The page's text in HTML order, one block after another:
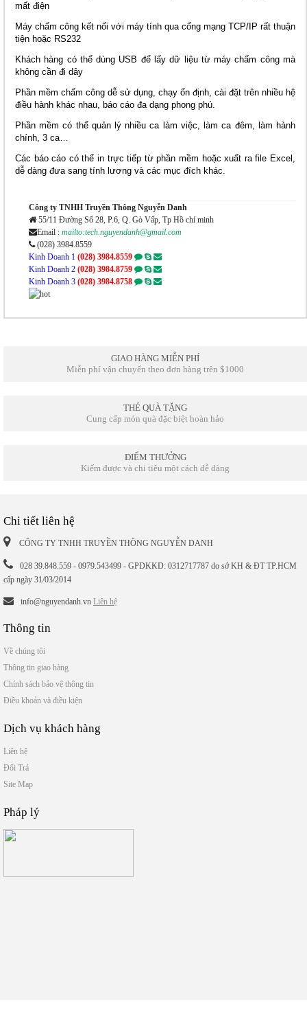
mất điện
Máy chấm công kết nối với máy tính qua cổng mạng TCP/IP rất thuận
tiện hoặc RS232
Khách hàng có thể dùng USB để lấy dữ liệu từ máy chấm công mà
không cần đi dây
Phần mềm chấm công dễ sử dụng, chạy ổn định, cài đặt trên nhiều hệ
điều hành khác nhau, báo cáo đa dạng phong phú.
Phần mềm có thể quản lý nhiều ca làm việc, làm ca đêm, làm hành
chính, 3 ca…
Các báo cáo có thể in trực tiếp từ phần mềm hoặc xuất ra file Excel,
dễ dàng đưa sang tính lương và các mục đích khác.
Công ty TNHH Truyền Thông Nguyễn Danh
55/11 Đường Số 28, P.6, Q. Gò Vấp, Tp Hồ chí minh
Email : mailto:tech.nguyendanh@gmail.com
(028) 3984.8559
Kinh Doanh 1 (028) 3984.8559
Kinh Doanh 2 (028) 3984.8759
Kinh Doanh 3 (028) 3984.8758
GIAO HÀNG MIỄN PHÍ
Miễn phí vận chuyển theo đơn hàng trên $1000
THẺ QUÀ TẶNG
Cung cấp món quà đặc biệt hoàn hảo
ĐIỂM THƯỞNG
Kiếm được và chi tiêu một cách dễ dàng
Chi tiết liên hệ
CÔNG TY TNHH TRUYỀN THÔNG NGUYỄN DANH
028 39.848.559 - 0979.543499 - GPDKKD: 0312717787 do sở KH & ĐT TP.HCM
cấp ngày 31/03/2014
info@nguyendanh.vn Liên hệ
Thông tin
Về chúng tôi
Thông tin giao hàng
Chính sách bảo vệ thông tin
Điều khoản và điều kiện
Dịch vụ khách hàng
Liên hệ
Đổi Trả
Site Map
Pháp lý